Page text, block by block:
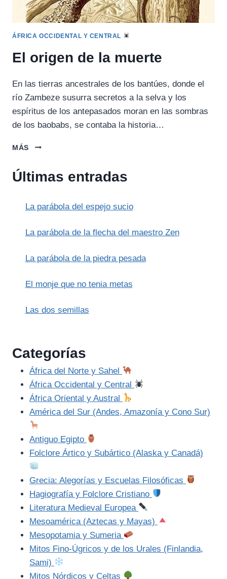
ÁFRICA OCCIDENTAL Y CENTRAL
El origen de la muerte
En las tierras ancestrales de los bantúes, donde el
río Zambeze susurra secretos a la selva y los
espíritus de los antepasados moran en las sombras
de los baobabs, se contaba la historia…
MÁS
EL
LA
Últimas entradas
La parábola del espejo sucio
La parábola de la flecha del maestro Zen
La parábola de la piedra pesada
El monje que no tenia metas
Las dos semillas
Categorías
África del Norte y Sahel
África Occidental y Central
África Oriental y Austral
América del Sur (Andes, Amazonía y Cono Sur)
Antiguo Egipto
Folclore Ártico y Subártico (Alaska y Canadá)
Grecia: Alegorías y Escuelas Filosóficas
Hagiografía y Folclore Cristiano
Literatura Medieval Europea
Mesoamérica (Aztecas y Mayas)
Mesopotamia y Sumeria
Mitos Fino-Úgricos y de los Urales (Finlandia,
Sami)
Mitos Nórdicos y Celtas